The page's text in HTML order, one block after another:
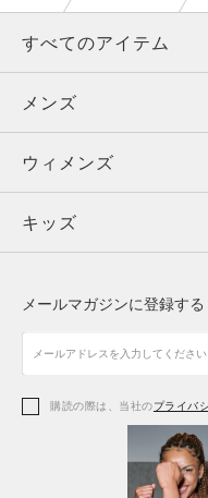
すべてのアイテム
メンズ
ウィメンズ
キッズ
アクセサリー
メンズ
トップス
ボトムス
アクセサリー
ウィメンズ
トップス
シューズ
アクセサリー
キッズ
シューズ
メールマガジンに登録する
購読の際は、当社のプライバ